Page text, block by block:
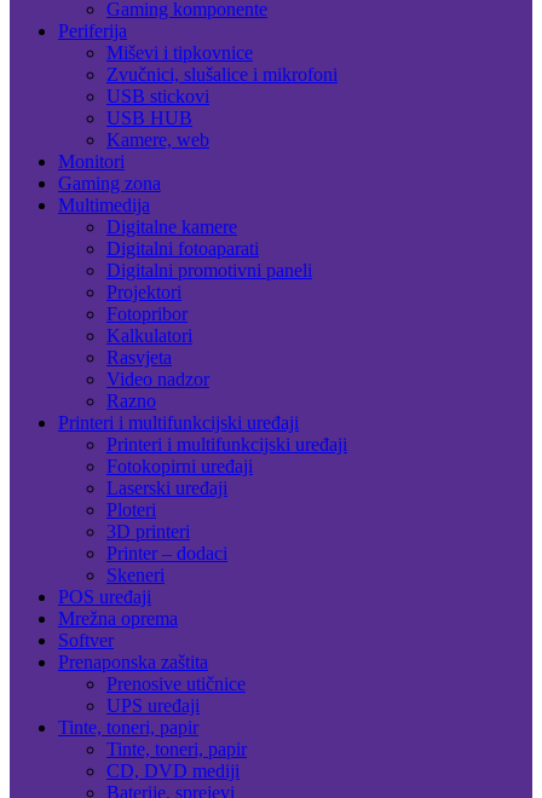
Gaming komponente
Periferija
Miševi i tipkovnice
Zvučnici, slušalice i mikrofoni
USB stickovi
USB HUB
Kamere, web
Monitori
Gaming zona
Multimedija
Digitalne kamere
Digitalni fotoaparati
Digitalni promotivni paneli
Projektori
Fotopribor
Kalkulatori
Rasvjeta
Video nadzor
Razno
Printeri i multifunkcijski uređaji
Printeri i multifunkcijski uređaji
Fotokopirni uređaji
Laserski uređaji
Ploteri
3D printeri
Printer – dodaci
Skeneri
POS uređaji
Mrežna oprema
Softver
Prenaponska zaštita
Prenosive utičnice
UPS uređaji
Tinte, toneri, papir
Tinte, toneri, papir
CD, DVD mediji
Baterije, sprejevi